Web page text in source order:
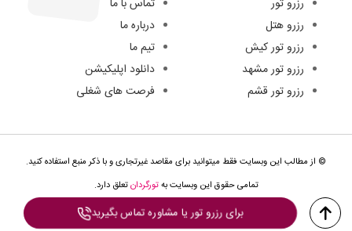
برای رزرو تور یا مشاوره تماس بگیرید
رزرو هتل
رزرو تور کیش
رزرو تور مشهد
رزرو تور قشم
درباره ما
تیم ما
دانلود اپلیکیشن
فرصت های شغلی
© از مطالب این وبسایت فقط میتوانید برای مقاصد غیرتجاری و با ذکر منبع استفاده کنید.
تمامی حقوق این وبسایت بهتورگردانتعلق دارد.